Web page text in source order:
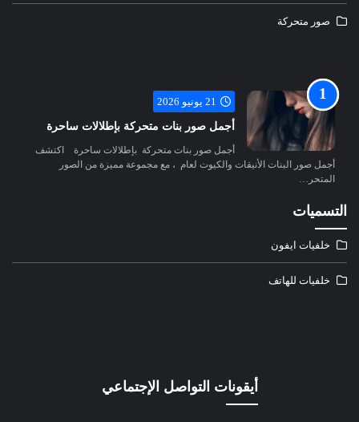
صور متحركة
21 يونيو 2026
أجمل صور بنات متحركة بإطلالات ساحرة
أجمل صور بنات متحركة بإطلالات ساحرة اكتشف
أجمل صور البنات الأنيقات والكيوت لعام ، مع مجموعة مميزة من الصور
المتحر…
التسميات
خلفيات ايفون
خلفيات للهاتف
أيقونات التواصل الإجتماعي